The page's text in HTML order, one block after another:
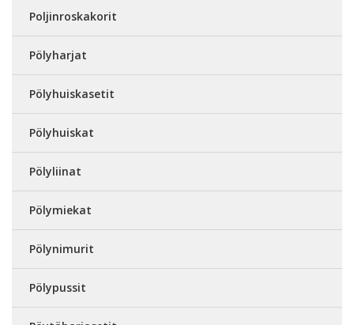
Poljinroskakorit
Pölyharjat
Pölyhuiskasetit
Pölyhuiskat
Pölyliinat
Pölymiekat
Pölynimurit
Pölypussit